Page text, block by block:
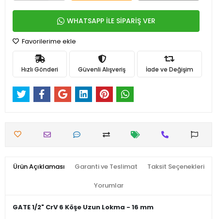
WHATSAPP İLE SİPARİŞ VER
Favorilerime ekle
Hızlı Gönderi Güvenli Alışveriş İade ve Değişim
Ürün Açıklaması Garanti ve Teslimat Taksit Seçenekleri
Yorumlar
GATE 1/2" CrV 6 Köşe Uzun Lokma - 16 mm